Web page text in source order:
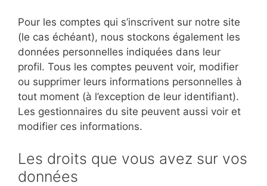
Pour les comptes qui s’inscrivent sur notre site
(le cas échéant), nous stockons également les
données personnelles indiquées dans leur
profil. Tous les comptes peuvent voir, modifier
ou supprimer leurs informations personnelles à
tout moment (à l’exception de leur identifiant).
Les gestionnaires du site peuvent aussi voir et
modifier ces informations.
Les droits que vous avez sur vos
données